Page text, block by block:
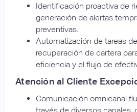
Identificación proactiva de
generación de alertas
preventivas.
Automatización de tareas
recuperación de cartera
eficiencia y el flujo de
Atención al Cliente
Comunicación omnicanal
través de diversos canales,